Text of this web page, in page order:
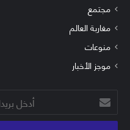
مجتمع
مغاربة العالم
منوعات
موجز الأخبار
أدخل
بريدك
الإلكتروني